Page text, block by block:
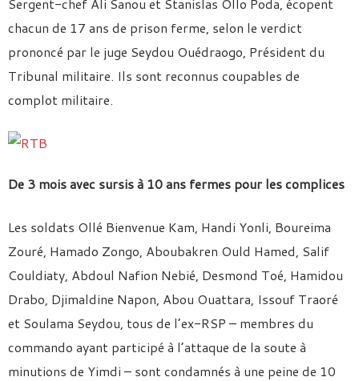
chacun de 17 ans de prison ferme, selon le verdict
prononcé par le juge Seydou Ouédraogo, Président du
Tribunal militaire. Ils sont reconnus coupables de
complot militaire.
De 3 mois avec sursis à 10 ans fermes pour les complices
Les soldats Ollé Bienvenue Kam, Handi Yonli, Boureima
Zouré, Hamado Zongo, Aboubakren Ould Hamed, Salif
Couldiaty, Abdoul Nafion Nebié, Desmond Toé, Hamidou
Drabo, Djimaldine Napon, Abou Ouattara, Issouf Traoré
et Soulama Seydou, tous de l’ex-RSP – membres du
commando ayant participé à l’attaque de la soute à
minutions de Yimdi – sont condamnés à une peine de 10